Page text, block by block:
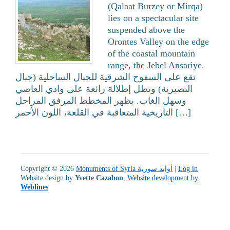
(Qalaat Burzey or Mirqa)
lies on a spectacular site
suspended above the
Orontes Valley on the edge
of the coastal mountain
range, the Jebel Ansariye.
تقع على السفوح الشرقية للجبال الساحلية (جبال
النصيرية) وتطل إطلالة رائعة على وادي العاصي
وسهل الغاب. يظهر المخطط المرفق المراحل
التاريخية المتعاقبة في القلعة، اللون الأحمر […]
Copyright © 2026 Monuments of Syria أوابد سورية | Log in
Website design by Yvette Cazabon, Website development by
Weblines